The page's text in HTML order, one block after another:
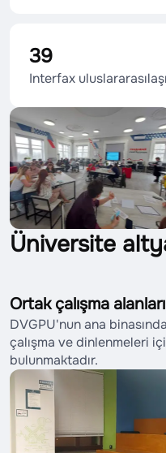
39
Interfax
Üniversite
Ortak çalışma alanları
DVGPU'nun ana
çalışma ve dinlenmeleri
bulunmaktadır.